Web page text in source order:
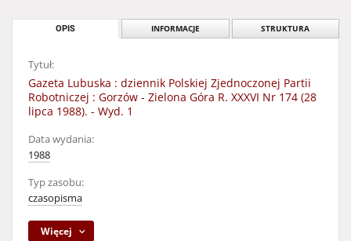
OPIS INFORMACJE STRUKTURA
Tytuł:
Gazeta Lubuska : dziennik Polskiej Zjednoczonej Partii
Robotniczej : Gorzów - Zielona Góra R. XXXVI Nr 174 (28
lipca 1988). - Wyd. 1
Data wydania:
1988
Typ zasobu:
czasopisma
Więcej